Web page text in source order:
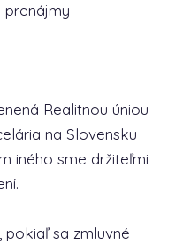
prenájmy
Realitnou úniou
na Slovensku
iného sme držiteľmi
pokiaľ sa zmluvné